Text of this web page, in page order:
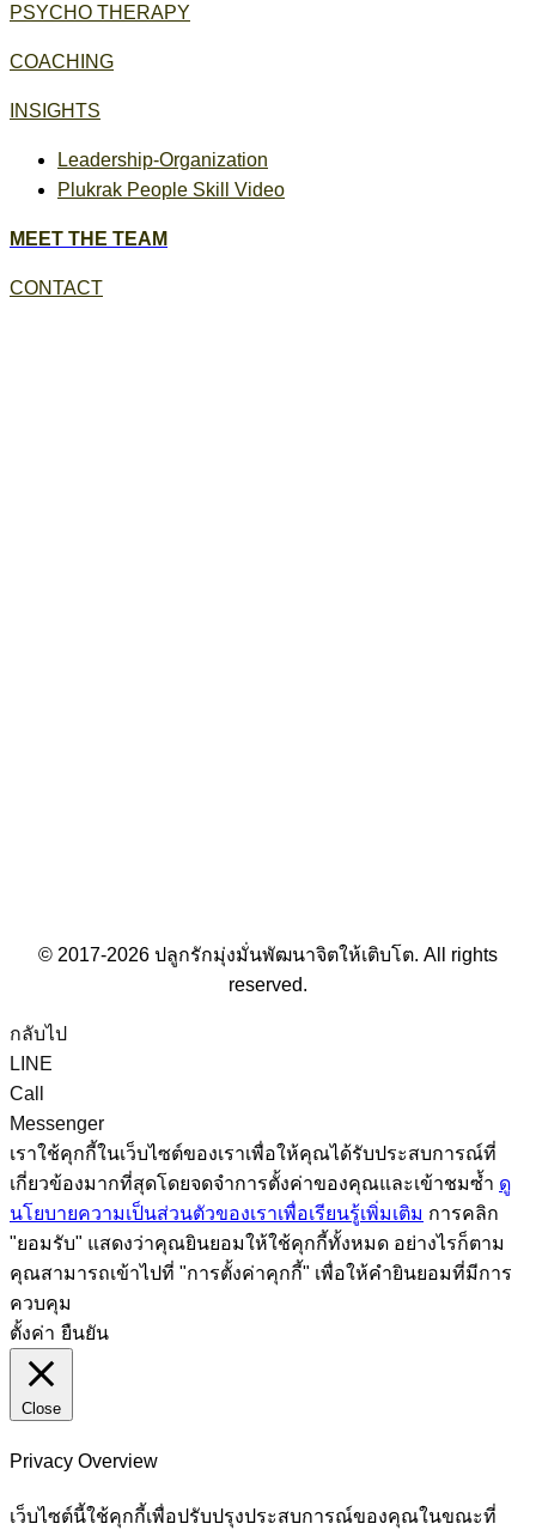
PSYCHO THERAPY
COACHING
INSIGHTS
Leadership-Organization
Plukrak People Skill Video
MEET THE TEAM
CONTACT
© 2017-2026 ปลูกรักมุ่งมั่นพัฒนาจิตให้เติบโต. All rights
reserved.
กลับไป
LINE
Call
Messenger
เราใช้คุกกี้ในเว็บไซต์ของเราเพื่อให้คุณได้รับประสบการณ์ที่
เกี่ยวข้องมากที่สุดโดยจดจำการตั้งค่าของคุณและเข้าชมซ้ำ ดู
นโยบายความเป็นส่วนตัวของเราเพื่อเรียนรู้เพิ่มเติม การคลิก
"ยอมรับ" แสดงว่าคุณยินยอมให้ใช้คุกกี้ทั้งหมด อย่างไรก็ตาม
คุณสามารถเข้าไปที่ "การตั้งค่าคุกกี้" เพื่อให้คำยินยอมที่มีการ
ควบคุม
ตั้งค่า ยืนยัน
Close
Privacy Overview
เว็บไซต์นี้ใช้คุกกี้เพื่อปรับปรุงประสบการณ์ของคุณในขณะที่